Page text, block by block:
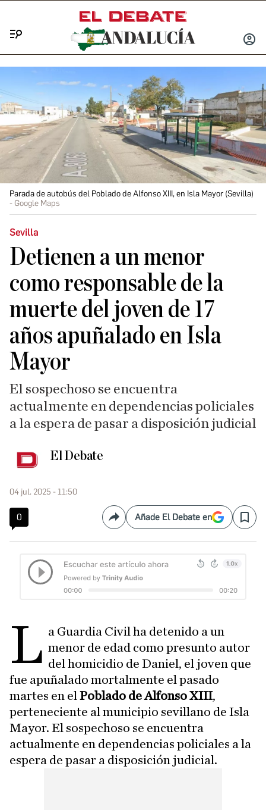
INICIAR
Parada de autobús del Poblado de Alfonso XIII, en Isla Mayor (Sevilla)
Google Maps
Sevilla
Detienen a un menor
como responsable de la
muerte del joven de 17
años apuñalado en Isla
Mayor
El sospechoso se encuentra
actualmente en dependencias policiales
a la espera de pasar a disposición judicial
El Debate
04 jul. 2025 - 11:50
0 CompartirAñade El Debate en Save
L a Guardia Civil ha detenido a un
menor de edad como presunto autor
del homicidio de Daniel, el joven que
fue apuñalado mortalmente el pasado
martes en el Poblado de Alfonso XIII,
perteneciente al municipio sevillano de Isla
Mayor. El sospechoso se encuentra
actualmente en dependencias policiales a la
espera de pasar a disposición judicial.